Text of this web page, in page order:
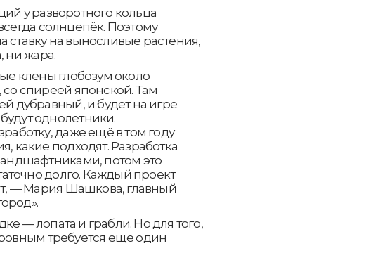
у разворотного кольца
солнцепёк. Поэтому
ставку на выносливые растения,
ни жара.
клёны глобозум около
спиреей японской. Там
дубравный, и будет на игре
однолетники.
даже ещё в том году
какие подходят. Разработка
потом это
долго. Каждый проект
— Мария Шашкова, главный
— лопата и грабли. Но для того,
требуется еще один